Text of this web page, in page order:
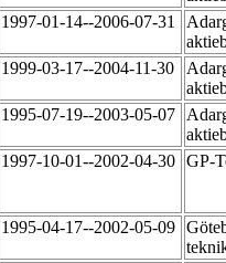
1997-01-14--2006-07-31
1999-03-17--2004-11-30
1995-07-19--2003-05-07
1997-10-01--2002-04-30 GP-
1995-04-17--2002-05-09